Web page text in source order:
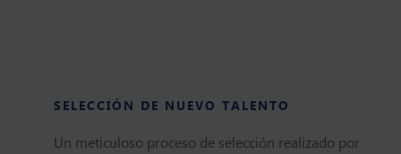
SELECCIÓN DE NUEVO TALENTO
Un meticuloso proceso de selección realizado por